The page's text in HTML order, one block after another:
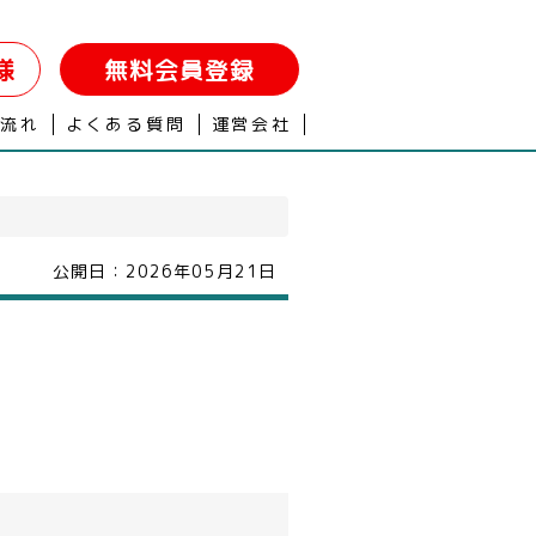
無料会員登録
れ よくある質問 運営会社
公開日： 2026年05月21日